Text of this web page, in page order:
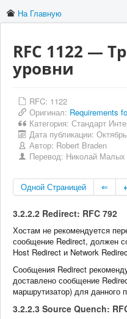
На Главную
RFC 1122 —
уровни
RFC: 1122
Оригинал: Requirements
Категория: Стандарт
Дата публикации:
Автор: Robert Braden
Перевод: Николай Малых
Одной Страницей ⇐
3.2.2.2 Redirect: RFC 792
Хостам не рекомендуется
сообщение Redirect, должен
Host Redirect и Network
Сообщения Redirect
доставлено сообщение
маршрутизатор) для данного
3.2.2.3 Source Quench: